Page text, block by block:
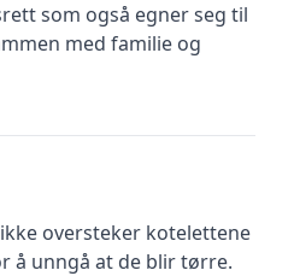
som også egner seg til
med familie og
oversteker kotelettene
å unngå at de blir tørre.